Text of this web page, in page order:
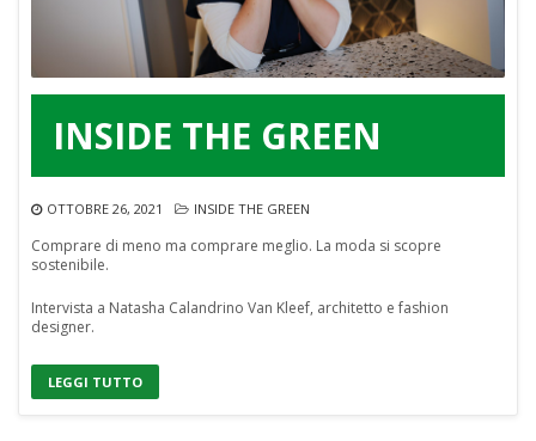
INSIDE THE GREEN
OTTOBRE 26, 2021 INSIDE THE GREEN
Comprare di meno ma comprare meglio. La moda si scopre
sostenibile.
Intervista a Natasha Calandrino Van Kleef, architetto e fashion
designer.
LEGGI TUTTO